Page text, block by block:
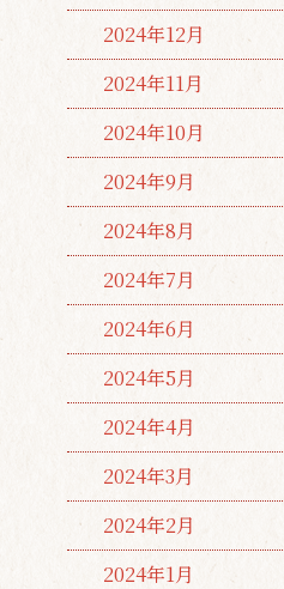
2024年12月
2024年11月
2024年10月
2024年9月
2024年8月
2024年7月
2024年6月
2024年5月
2024年4月
2024年3月
2024年2月
2024年1月